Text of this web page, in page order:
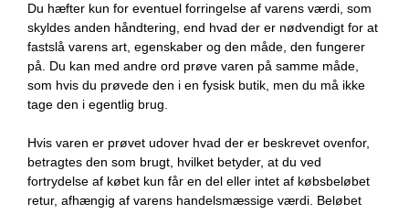
Du hæfter kun for eventuel forringelse af varens værdi, som
skyldes anden håndtering, end hvad der er nødvendigt for at
fastslå varens art, egenskaber og den måde, den fungerer
på. Du kan med andre ord prøve varen på samme måde,
som hvis du prøvede den i en fysisk butik, men du må ikke
tage den i egentlig brug.
Hvis varen er prøvet udover hvad der er beskrevet ovenfor,
betragtes den som brugt, hvilket betyder, at du ved
fortrydelse af købet kun får en del eller intet af købsbeløbet
retur, afhængig af varens handelsmæssige værdi. Beløbet